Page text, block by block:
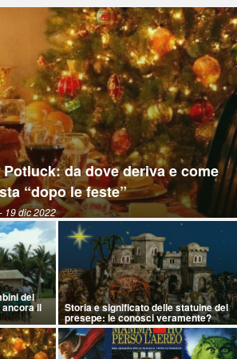
da dove deriva e come
“dopo le feste”
19 dic 2022
del
il Storia e significato delle statuine del
presepe: le conosci veramente?